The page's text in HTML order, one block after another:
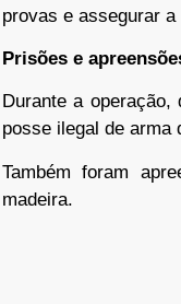
provas e assegurar
Prisões e
Durante a
posse ilegal de arma
Também foram
madeira.